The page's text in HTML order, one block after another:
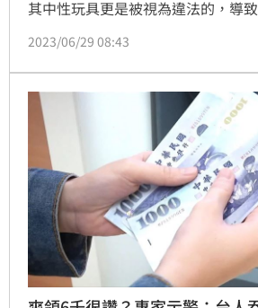
其中性玩具更是被視為違法的，導
2023/06/29 08:43